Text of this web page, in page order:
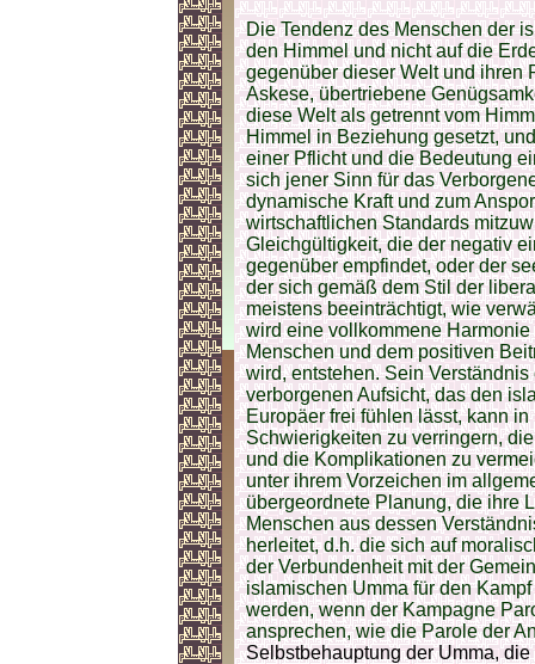
Die Tendenz des Menschen der
den Himmel und nicht auf die
gegenüber dieser Welt und ihren
Askese, übertriebene
diese Welt als getrennt vom
Himmel in Beziehung gesetzt,
einer Pflicht und die Bedeutung
sich jener Sinn für das
dynamische Kraft und zum
wirtschaftlichen Standards
Gleichgültigkeit, die der negativ
gegenüber empfindet, oder der
der sich gemäß dem Stil der
meistens beeinträchtigt, wie
wird eine vollkommene
Menschen und dem positiven
wird, entstehen. Sein
verborgenen Aufsicht, das den
Europäer frei fühlen lässt, kann
Schwierigkeiten zu verringern,
und die Komplikationen zu
unter ihrem Vorzeichen im
übergeordnete Planung, die ihre
Menschen aus dessen
herleitet, d.h. die sich auf
der Verbundenheit mit der
islamischen Umma für den
werden, wenn der Kampagne
ansprechen, wie die Parole der
Selbstbehauptung der Umma,